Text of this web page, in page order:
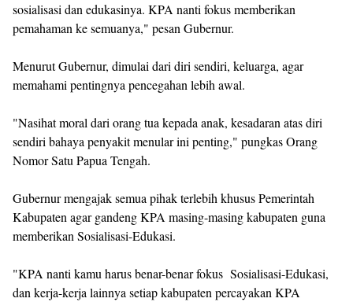
sosialisasi dan edukasinya. KPA nanti fokus memberikan
pemahaman ke semuanya," pesan Gubernur.
Menurut Gubernur, dimulai dari diri sendiri, keluarga, agar
memahami pentingnya pencegahan lebih awal.
"Nasihat moral dari orang tua kepada anak, kesadaran atas diri
sendiri bahaya penyakit menular ini penting," pungkas Orang
Nomor Satu Papua Tengah.
Gubernur mengajak semua pihak terlebih khusus Pemerintah
Kabupaten agar gandeng KPA masing-masing kabupaten guna
memberikan Sosialisasi-Edukasi.
"KPA nanti kamu harus benar-benar fokus Sosialisasi-Edukasi,
dan kerja-kerja lainnya setiap kabupaten percayakan KPA